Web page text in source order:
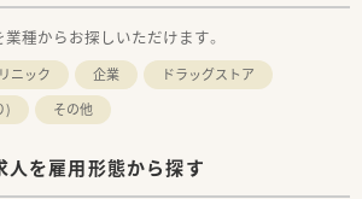
種からお探しいただけます。
ニック 企業
ドラッグストア
)
その他
を雇用形態から探す